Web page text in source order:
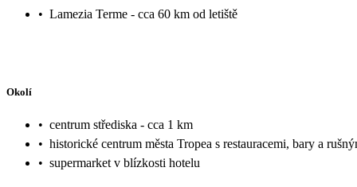
• Lamezia Terme - cca 60 km od letiště
Okolí
• centrum střediska - cca 1 km
• historické centrum města Tropea s restauracemi, bary a
• supermarket v blízkosti hotelu